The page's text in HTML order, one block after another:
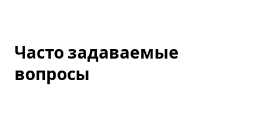
Часто задаваемые
вопросы